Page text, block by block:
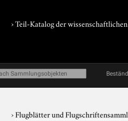
› Teil-Katalog der
›Flugblätter und